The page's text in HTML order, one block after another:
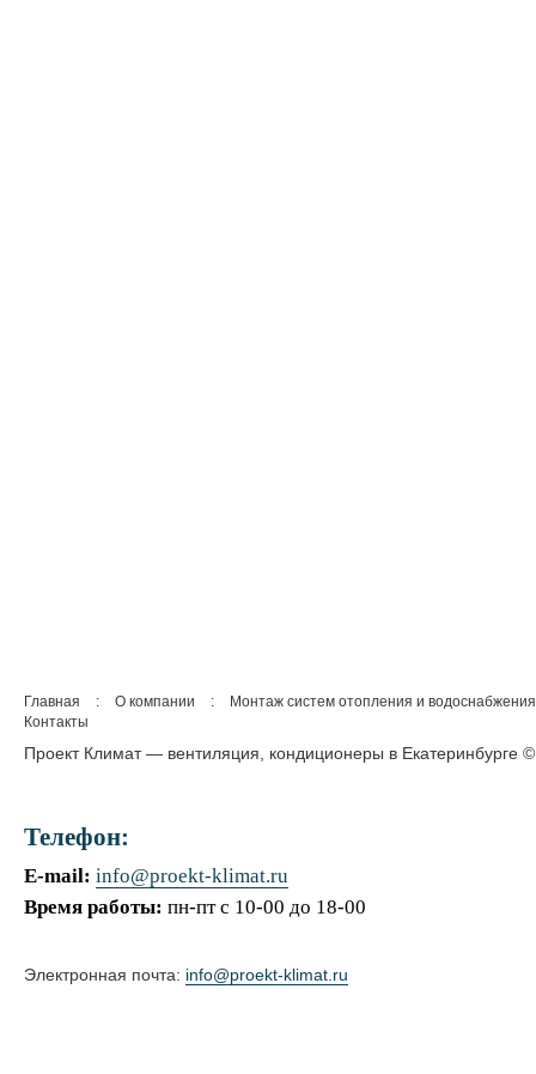
Главная : О компании :
Монтаж систем отопления и водоснабжения
Контакты
Проект Климат — вентиляция, кондиционеры в Екатеринбурге
Телефон:
E-mail: info@proekt-klimat.ru
Время работы: пн-пт с 10-00 до 18-00
Электронная почта: info@proekt-klimat.ru